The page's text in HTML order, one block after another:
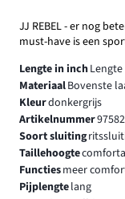
JJ REBEL - er nog
must-have is een
Lengte in inch
MateriaalBovenste
Kleurdonkergrijs
Artikelnummer
Soort sluiting
Taillehoogte
Functiesmeer
Pijplengtelang